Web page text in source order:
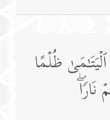
ظُلۡمًا